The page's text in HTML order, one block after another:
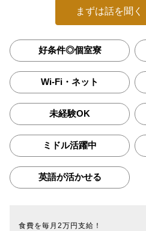
まずは話を聞く
好条件◎個室寮
Wi-Fi・ネット
未経験OK
ミドル活躍中
英語が活かせる
食費を毎月2万円支給！